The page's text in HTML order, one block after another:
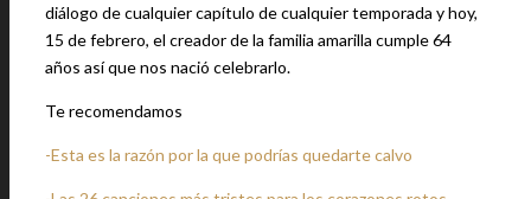
diálogo de cualquier capítulo de cualquier temporada y hoy,
15 de febrero, el creador de la familia amarilla cumple 64
años así que nos nació celebrarlo.
Te recomendamos
-Esta es la razón por la que podrías quedarte calvo